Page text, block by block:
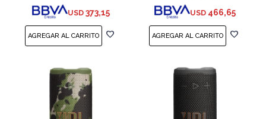
USD 373,15 USD 466,65